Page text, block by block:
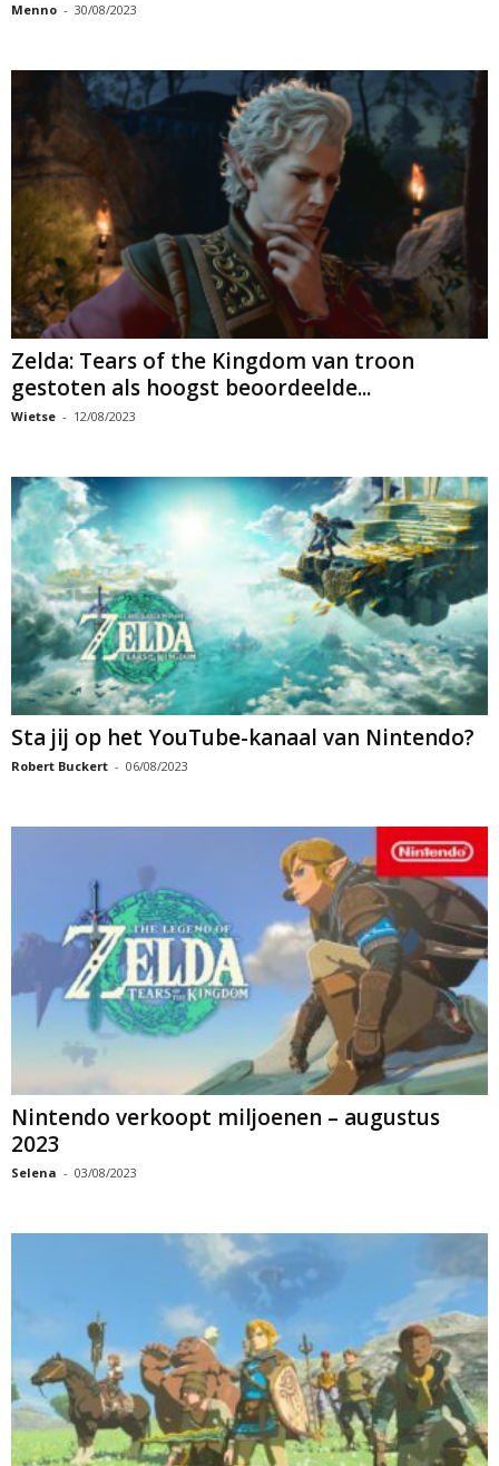
Menno - 30/08/2023
Zelda: Tears of the Kingdom van troon
gestoten als hoogst beoordeelde...
Wietse - 12/08/2023
Sta jij op het YouTube-kanaal van Nintendo?
Robert Buckert - 06/08/2023
Nintendo verkoopt miljoenen – augustus
2023
Selena - 03/08/2023